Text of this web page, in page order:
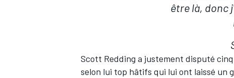
être là, donc
Scott Redding a justement disputé cinq
selon lui top hâtifs qui lui ont laissé un